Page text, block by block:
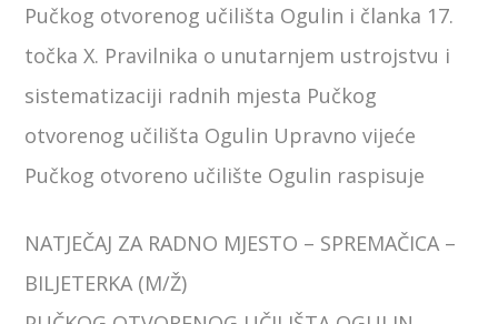
Pučkog otvorenog učilišta Ogulin i članka 17.
točka X. Pravilnika o unutarnjem ustrojstvu i
sistematizaciji radnih mjesta Pučkog
otvorenog učilišta Ogulin Upravno vijeće
Pučkog otvoreno učilište Ogulin raspisuje
NATJEČAJ ZA RADNO MJESTO – SPREMAČICA –
BILJETERKA (M/Ž)